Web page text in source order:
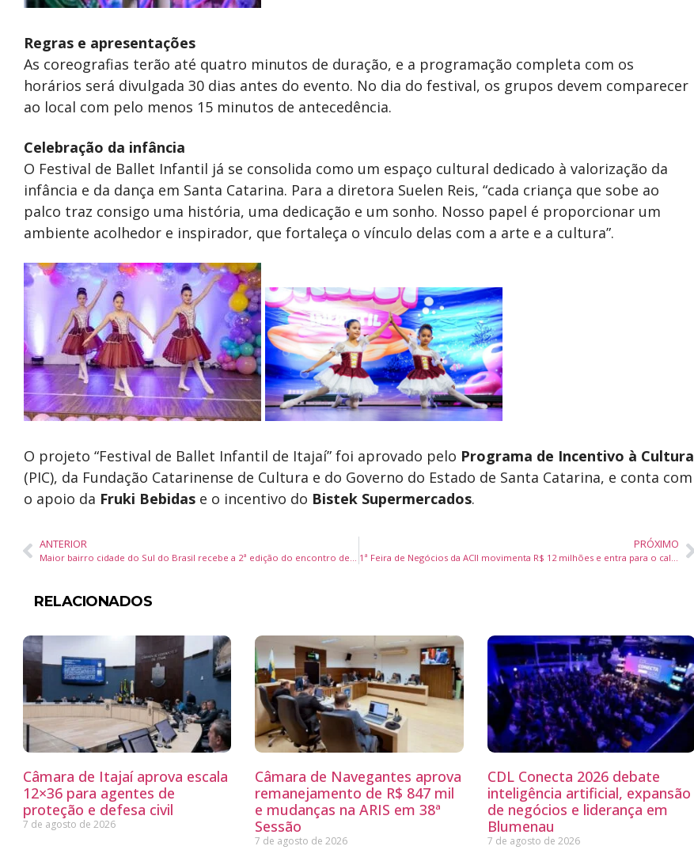
Regras e apresentações
As coreografias terão até quatro minutos de duração, e a programação completa com os
horários será divulgada 30 dias antes do evento. No dia do festival, os grupos devem comparecer
ao local com pelo menos 15 minutos de antecedência.
Celebração da infância
O Festival de Ballet Infantil já se consolida como um espaço cultural dedicado à valorização da
infância e da dança em Santa Catarina. Para a diretora Suelen Reis, “cada criança que sobe ao
palco traz consigo uma história, uma dedicação e um sonho. Nosso papel é proporcionar um
ambiente acolhedor e inspirador, que fortaleça o vínculo delas com a arte e a cultura”.
O projeto “Festival de Ballet Infantil de Itajaí” foi aprovado pelo Programa de Incentivo à Cultura
(PIC), da Fundação Catarinense de Cultura e do Governo do Estado de Santa Catarina, e conta com
o apoio da Fruki Bebidas e o incentivo do Bistek Supermercados.
ANTERIOR
Maior bairro cidade do Sul do Brasil recebe a 2ª edição do encontro de motociclistas ‘Riders Meeting’ em Tijucas
PRÓXIMO
1ª Feira de Negócios da ACII movimenta R$ 12 milhões e entra para o calendário oficial de Itajaí
RELACIONADOS
Câmara de Itajaí aprova escala
12×36 para agentes de
proteção e defesa civil
7 de agosto de 2026
Câmara de Navegantes aprova
remanejamento de R$ 847 mil
e mudanças na ARIS em 38ª
Sessão
7 de agosto de 2026
CDL Conecta 2026 debate
inteligência artificial, expansão
de negócios e liderança em
Blumenau
7 de agosto de 2026